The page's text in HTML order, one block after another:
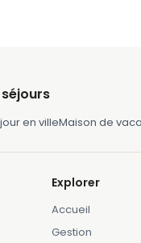
en villeMaison de
Explorer
Accueil
Gestion